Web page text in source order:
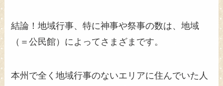
結論！地域行事、特に神事や祭事の数は、地域
（＝公民館）によってさまざまです。
本州で全く地域行事のないエリアに住んでいた人